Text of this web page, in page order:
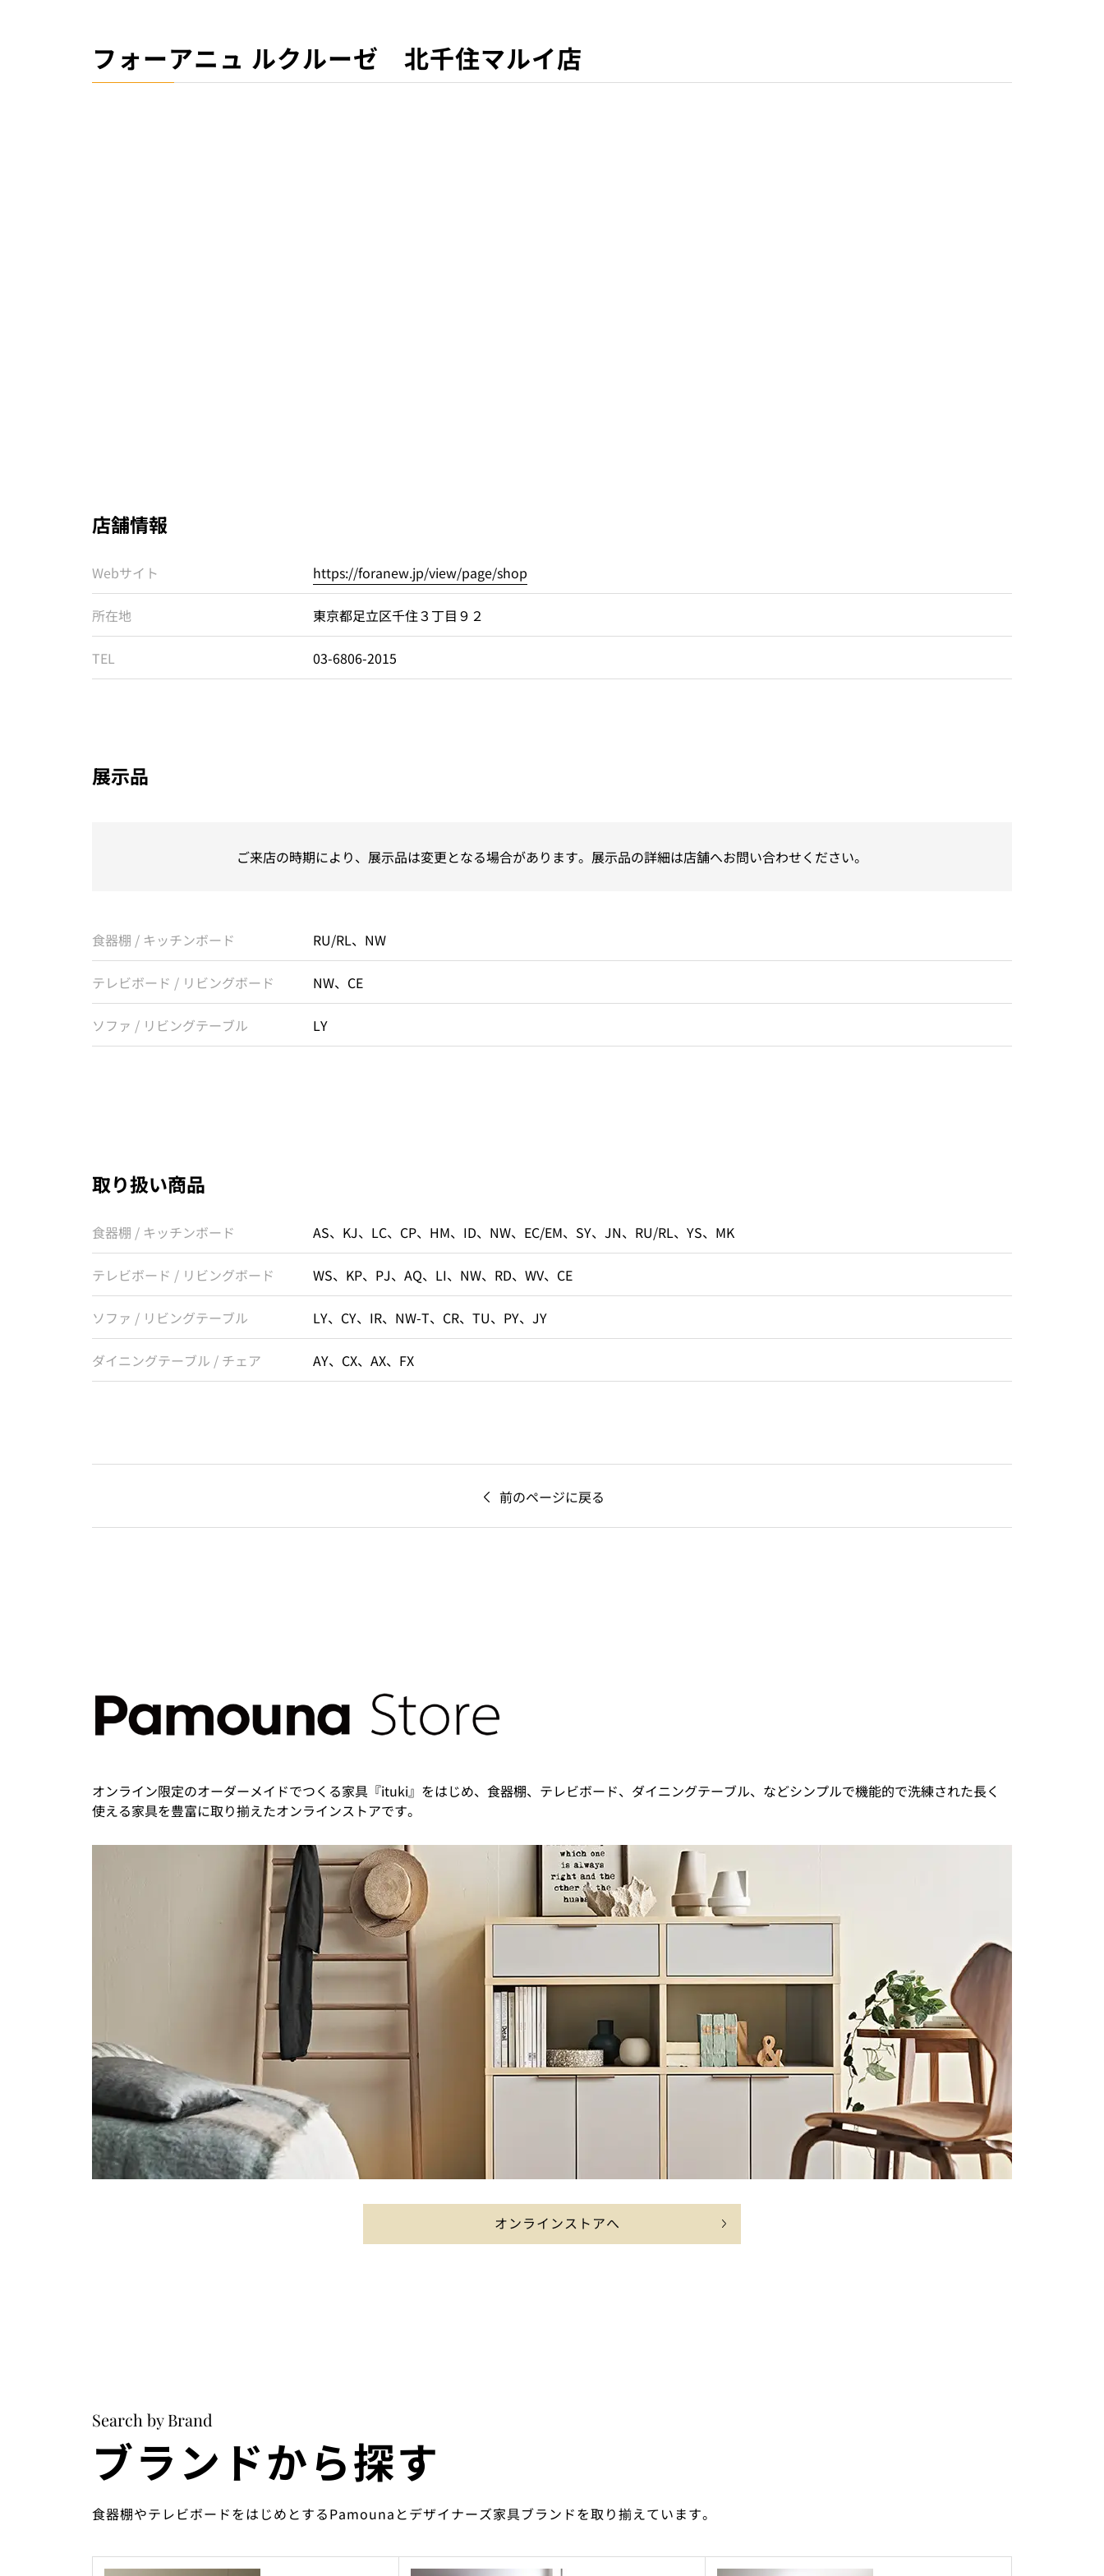
フォーアニュ ルクルーゼ 北千住マルイ店
店舗情報
Webサイト https://foranew.jp/view/page/shop
所在地 東京都足立区千住３丁目９２
TEL 03-6806-2015
展示品
ご来店の時期により、展示品は変更となる場合があります。展示品の詳細は店舗へお問い合わせください。
食器棚 / キッチンボード RU/RL、NW
テレビボード / リビングボード NW、CE
ソファ / リビングテーブル LY
取り扱い商品
食器棚 / キッチンボード AS、KJ、LC、CP、HM、ID、NW、EC/EM、SY、JN、RU/RL、YS、MK
テレビボード / リビングボード WS、KP、PJ、AQ、LI、NW、RD、WV、CE
ソファ / リビングテーブル LY、CY、IR、NW-T、CR、TU、PY、JY
ダイニングテーブル / チェア AY、CX、AX、FX
前のページに戻る
オンライン限定のオーダーメイドでつくる家具『ituki』をはじめ、食器棚、テレビボード、ダイニングテーブル、などシンプルで機能的で洗練された長く
使える家具を豊富に取り揃えたオンラインストアです。
オンラインストアへ
Search by Brand
ブランドから探す
食器棚やテレビボードをはじめとするPamounaとデザイナーズ家具ブランドを取り揃えています。